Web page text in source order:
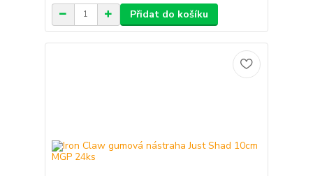
Přidat do košíku